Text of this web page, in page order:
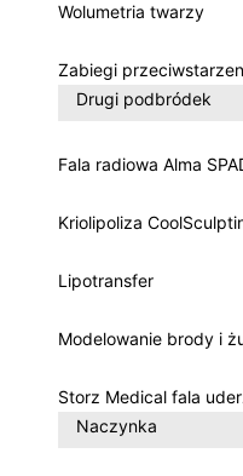
Wolumetria twarzy
Zabiegi
Drugi podbródek
Fala radiowa Alma
Kriolipoliza
Lipotransfer
Modelowanie brody i
Storz Medical fala
Naczynka